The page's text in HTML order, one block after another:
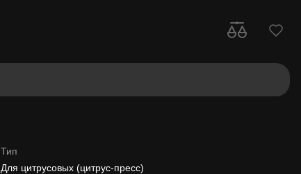
Тип
Для цитрусовых (цитрус-пресс)